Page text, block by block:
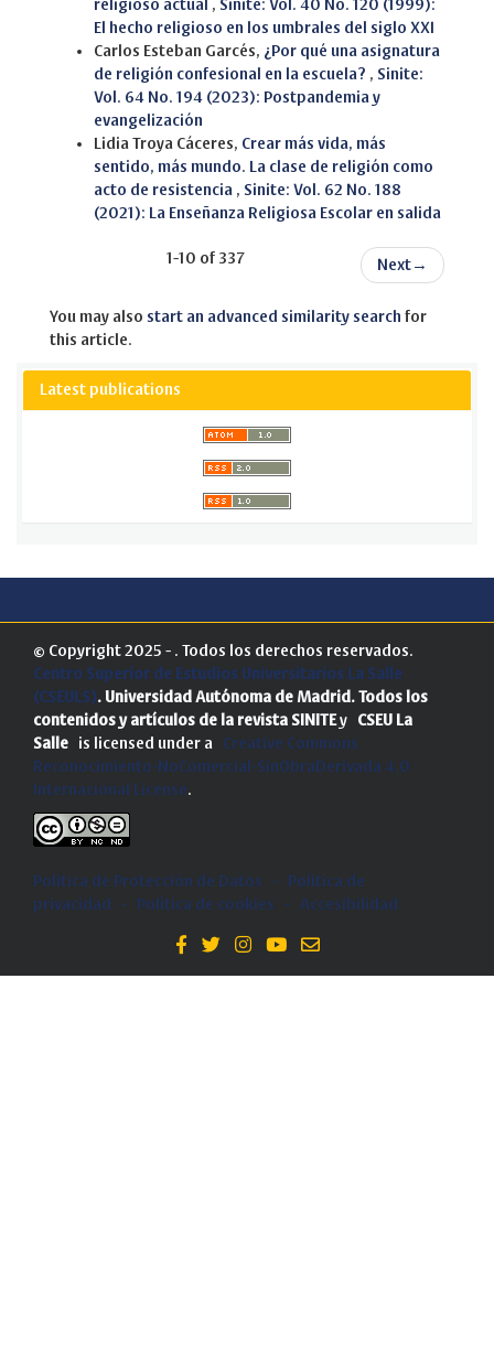
religioso actual , Sinite: Vol. 40 No. 120 (1999):
El hecho religioso en los umbrales del siglo XXI
Carlos Esteban Garcés, ¿Por qué una asignatura
de religión confesional en la escuela? , Sinite:
Vol. 64 No. 194 (2023): Postpandemia y
evangelización
Lidia Troya Cáceres, Crear más vida, más
sentido, más mundo. La clase de religión como
acto de resistencia , Sinite: Vol. 62 No. 188
(2021): La Enseñanza Religiosa Escolar en salida
1-10 of 337 Next →
You may also start an advanced similarity search for
this article.
Latest publications
© Copyright 2025 - . Todos los derechos reservados.
Centro Superior de Estudios Universitarios La Salle
(CSEULS). Universidad Autónoma de Madrid. Todos los
contenidos y artículos de la revista SINITEy CSEU La
Salle is licensed under a Creative Commons
Reconocimiento-NoComercial-SinObraDerivada 4.0
Internacional License.
Política de Protección de Datos -
Politica de
privacidad
- Política de cookies - Accesibilidad